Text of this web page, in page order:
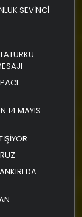
SEVİNCİ
14 MAYIS
DA